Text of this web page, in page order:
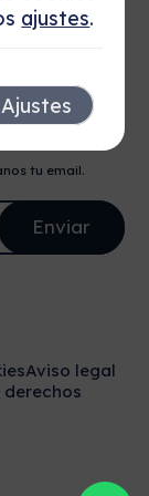
tu email.
derechos
Aviso legal
ajustes.
Ajustes